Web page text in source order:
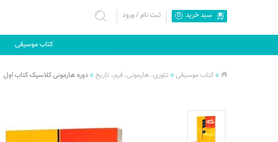
سبد خرید 0 ثبت نام/ورود
کتاب موسیقی
»کتاب موسیقی » تئوری، هارمونی، فرم، تاریخ » دوره هارمونی کلاسیک کتاب اول